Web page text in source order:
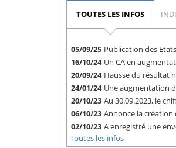
TOUTES LES INFOS
05/09/25 Publication des
16/10/24 Un CA en
20/09/24 Hausse du résultat
24/01/24 Une augmentation
20/10/23 Au 30.09.2023, le
06/10/23 Annonce la création
02/10/23 A enregistré une
Toutes les infos